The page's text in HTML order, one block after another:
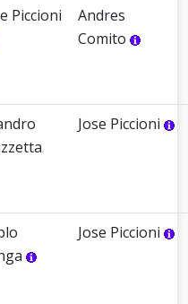
Piccioni
Andres
Comito
Jose Piccioni
Jose Piccioni